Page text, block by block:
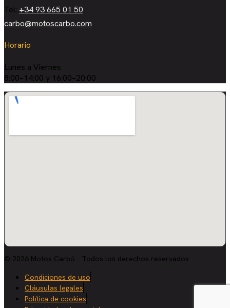
Tel: +34 93 665 01 50
carbo@motoscarbo.com
Horario
Lunes a Viernes
8:00–14:00 y 16:00–20:00
© 2026 Motos Carbó · Todos los derechos reservados
Condiciones de uso
Cláusulas legales
Política de cookies